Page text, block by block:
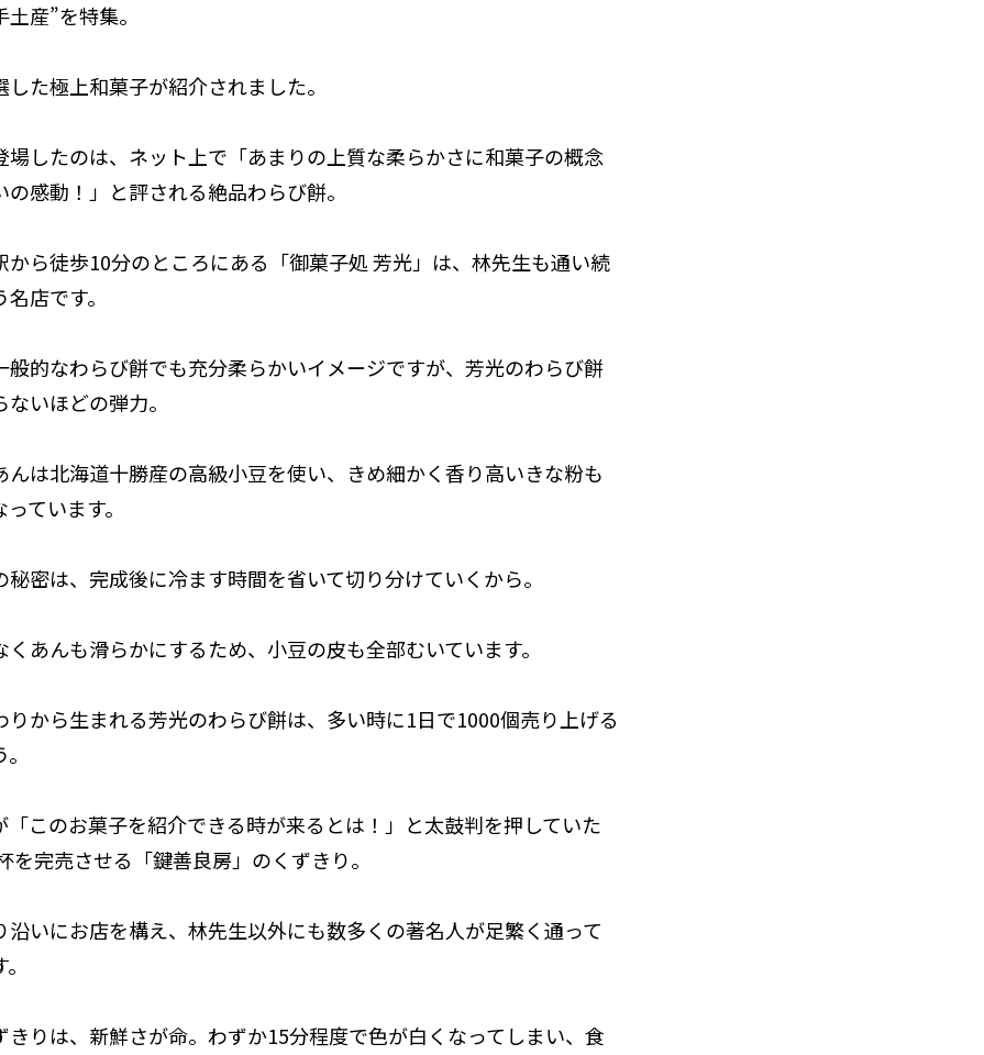
産”を特集。
た極上和菓子が紹介されました。
場したのは、ネット上で「あまりの上質な柔らかさに和菓子の概念
感動！」と評される絶品わらび餅。
から徒歩10分のところにある「御菓子処 芳光」は、林先生も通い続
店です。
般的なわらび餅でも充分柔らかいイメージですが、芳光のわらび餅
いほどの弾力。
んは北海道十勝産の高級小豆を使い、きめ細かく香り高いきな粉も
ています。
密は、完成後に冷ます時間を省いて切り分けていくから。
くあんも滑らかにするため、小豆の皮も全部むいています。
りから生まれる芳光のわらび餅は、多い時に1日で1000個売り上げる
「このお菓子を紹介できる時が来るとは！」と太鼓判を押していた
を完売させる「鍵善良房」のくずきり。
沿いにお店を構え、林先生以外にも数多くの著名人が足繁く通って
きりは、新鮮さが命。わずか15分程度で色が白くなってしまい、食